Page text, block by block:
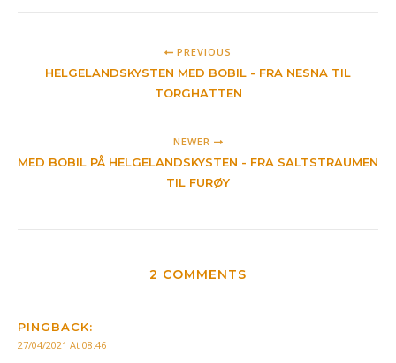
PREVIOUS
HELGELANDSKYSTEN MED BOBIL - FRA NESNA TIL
TORGHATTEN
NEWER
MED BOBIL PÅ HELGELANDSKYSTEN - FRA SALTSTRAUMEN
TIL FURØY
2 COMMENTS
PINGBACK:
27/04/2021 At 08:46